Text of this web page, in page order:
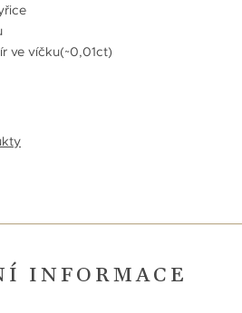
ve víčku(~0,01ct)
INFORMACE